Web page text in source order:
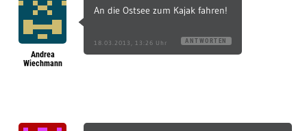
Andrea
Wiechmann
An die Ostsee zum Kajak fahren!
18.03.2013, 13:26 Uhr ANTWORTEN